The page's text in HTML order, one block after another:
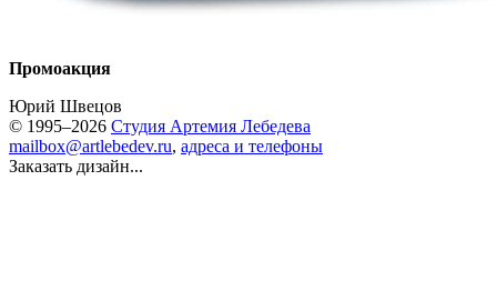
Промоакция
Юрий Швецов
© 1995–2026 Студия Артемия Лебедева
mailbox@artlebedev.ru, адреса и телефоны
Заказать дизайн...